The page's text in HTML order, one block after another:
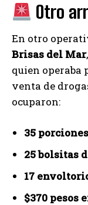
Otro
En otro
Brisas del Mar
quien operaba
venta de
ocuparon:
35
25 bolsitas
17
$370 pesos